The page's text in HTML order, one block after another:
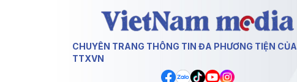
CHUYÊN TRANG THÔNG TIN ĐA PHƯƠNG TIỆN CỦA
TTXVN